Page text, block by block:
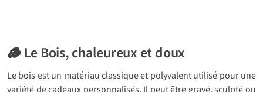
🪵 Le Bois, chaleureux et doux
Le bois est un matériau classique et polyvalent utilisé pour une
variété de cadeaux personnalisés. Il peut être gravé, sculpté ou